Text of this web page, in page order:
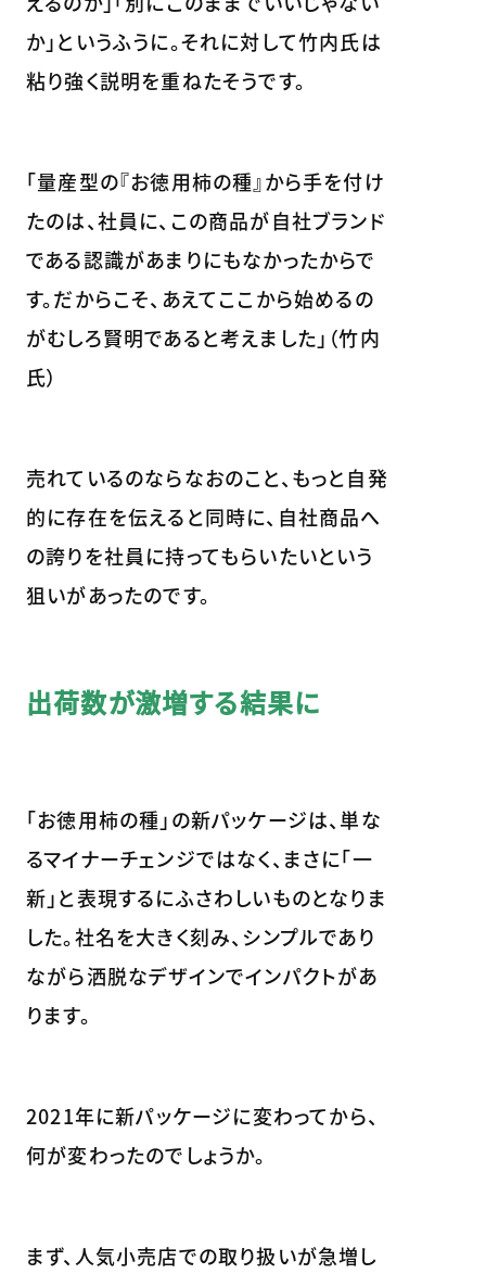
か」というふうに。それに対して竹内氏は
粘り強く説明を重ねたそうです。
「量産型の『お徳用柿の種』から手を付け
たのは、社員に、この商品が自社ブランド
である認識があまりにもなかったからで
す。だからこそ、あえてここから始めるの
がむしろ賢明であると考えました」（竹内
氏）
売れているのならなおのこと、もっと自発
的に存在を伝えると同時に、自社商品へ
の誇りを社員に持ってもらいたいという
狙いがあったのです。
出荷数が激増する結果に
「お徳用柿の種」の新パッケージは、単な
るマイナーチェンジではなく、まさに「一
新」と表現するにふさわしいものとなりま
した。社名を大きく刻み、シンプルであり
ながら洒脱なデザインでインパクトがあ
ります。
2021年に新パッケージに変わってから、
何が変わったのでしょうか。
まず、人気小売店での取り扱いが急増し